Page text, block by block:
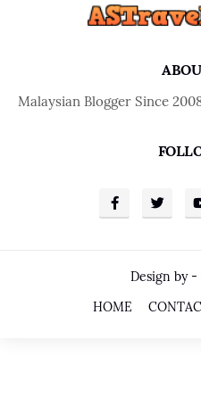
Malaysian Blogger Since
Design by -
HOME